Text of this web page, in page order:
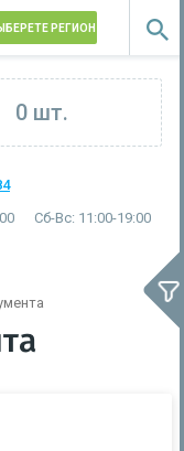
РЕГИОН
0 шт.
Сб-Вс: 11:00-19:00